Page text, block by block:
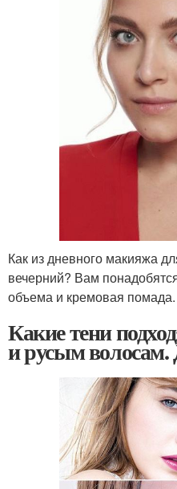
Как из дневного макияжа
вечерний? Вам
объема и кремовая помада.
Какие тени
и русым волосам.